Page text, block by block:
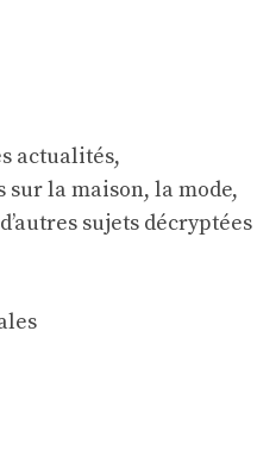
actualités,
la maison, la mode,
sujets décryptées